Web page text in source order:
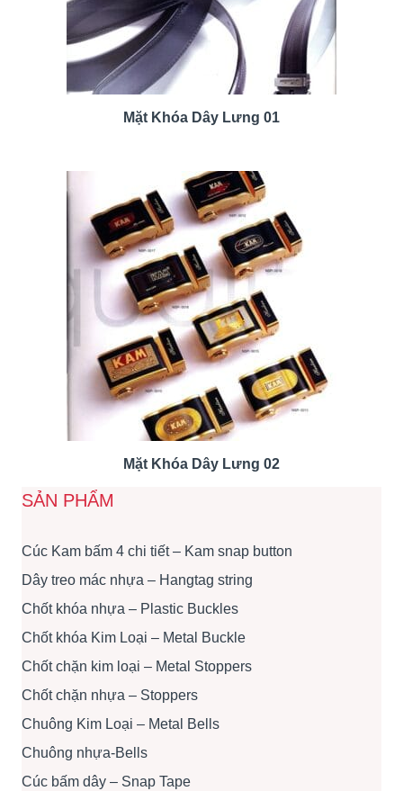
Mặt Khóa Dây Lưng 01
Mặt Khóa Dây Lưng 02
SẢN PHẨM
Cúc Kam bấm 4 chi tiết – Kam snap button
Dây treo mác nhựa – Hangtag string
Chốt khóa nhựa – Plastic Buckles
Chốt khóa Kim Loại – Metal Buckle
Chốt chặn kim loại – Metal Stoppers
Chốt chặn nhựa – Stoppers
Chuông Kim Loại – Metal Bells
Chuông nhựa-Bells
Cúc bấm dây – Snap Tape